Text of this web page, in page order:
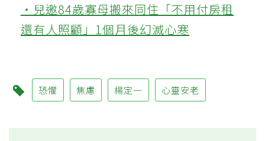
‧兒邀84歲寡母搬來同住「不用付房租
還有人照顧」1個月後幻滅心寒
恐懼 焦慮 楊定一 心靈安老